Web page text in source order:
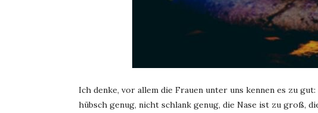
Ich denke, vor allem die Frauen unter uns kennen es zu
hübsch genug, nicht schlank genug, die Nase ist zu groß,